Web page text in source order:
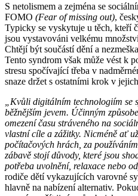
S netolismem a zejména se
FOMO (Fear of missing out),
Typicky se vyskytuje u těch, kteří
jsou vystavováni velkému
Chtějí být součástí dění a
Tento syndrom však může vést k
stresu spočívající třeba v
snaze držet s ostatními krok v
„Kvůli digitálním technologiím se
běžnějším jevem. Účinným
omezení času stráveného na
vlastní cíle a zážitky. Nicméně ať
počítačových hrách, za
zábavě stojí důvody, které jsou
potřeba uvolnění, relaxace nebo
rodiče dětí vykazujících varovné
hlavně na nabízení alternativ.